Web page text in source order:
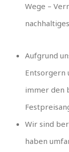
Wege –
Aufgrund
Entsorgern
immer den
Wir sind
haben